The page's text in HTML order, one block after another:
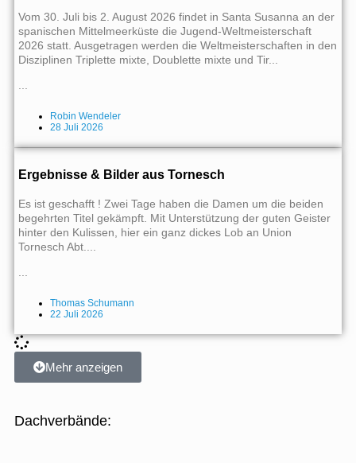
Vom 30. Juli bis 2. August 2026 findet in Santa Susanna an der
spanischen Mittelmeerküste die Jugend-Weltmeisterschaft
2026 statt. Ausgetragen werden die Weltmeisterschaften in den
Disziplinen Triplette mixte, Doublette mixte und Tir...
Robin Wendeler
28 Juli 2026
Ergebnisse & Bilder aus Tornesch
Es ist geschafft ! Zwei Tage haben die Damen um die beiden
begehrten Titel gekämpft. Mit Unterstützung der guten Geister
hinter den Kulissen, hier ein ganz dickes Lob an Union
Tornesch Abt....
Thomas Schumann
22 Juli 2026
Mehr anzeigen
Dachverbände: